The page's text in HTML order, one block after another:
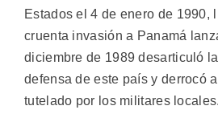
Estados el 4 de enero de 1990,
cruenta invasión a Panamá
diciembre de 1989 desarticuló
defensa de este país y derrocó
tutelado por los militares locales.